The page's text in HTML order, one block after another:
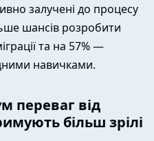
залучені до процесу
шансів розробити
та на 57% —
навичками.
переваг від
більш зрілі